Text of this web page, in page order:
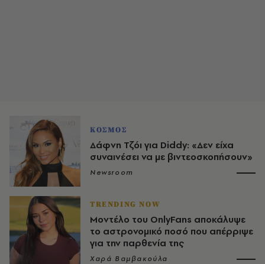
ΚΟΣΜΟΣ
Δάφνη Τζόι για Diddy: «Δεν είχα
συναινέσει να με βιντεοσκοπήσουν»
Newsroom
TRENDING NOW
Μοντέλο του OnlyFans αποκάλυψε
το αστρονομικό ποσό που απέρριψε
για την παρθενία της
Χαρά Βαμβακούλα